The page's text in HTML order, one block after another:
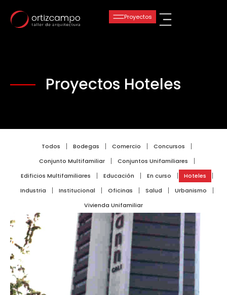
Proyectos Hoteles
Todos Bodegas Comercio
Concursos
Conjunto Multifamiliar
Conjuntos Unifamiliares
Edificios Multifamiliares
Educación En curso
Hoteles
Industria
Institucional Oficinas Salud
Urbanismo
Vivienda Unifamiliar